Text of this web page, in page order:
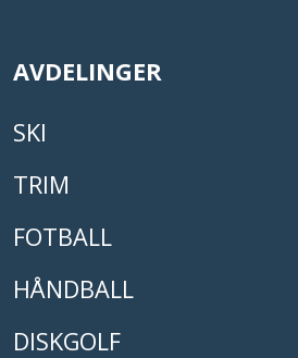
AVDELINGER
SKI
TRIM
FOTBALL
HÅNDBALL
DISKGOLF